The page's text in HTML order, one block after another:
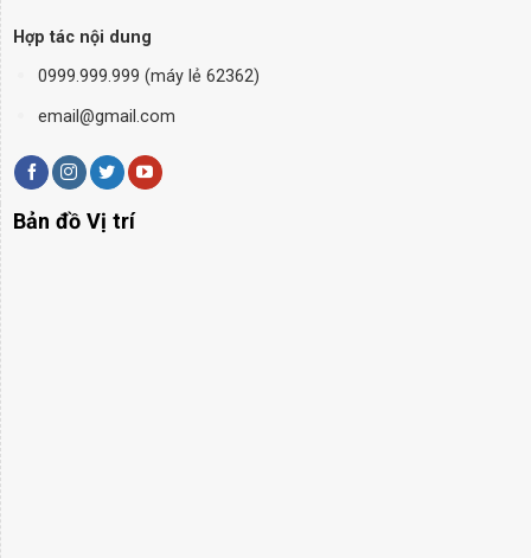
Hợp tác nội dung
0999.999.999 (máy lẻ 62362)
email@gmail.com
Bản đồ Vị trí